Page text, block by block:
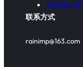
高效颗粒剂
联系方式
rainimp@163.com